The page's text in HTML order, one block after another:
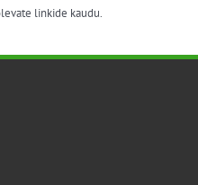
linkide kaudu.